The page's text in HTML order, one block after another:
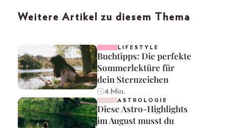
Weitere Artikel zu diesem Thema
LIFESTYLE
Buchtipps: Die perfekte
Sommerlektüre für
dein Sternzeichen
4 Min.
ASTROLOGIE
Diese Astro-Highlights
im August musst du